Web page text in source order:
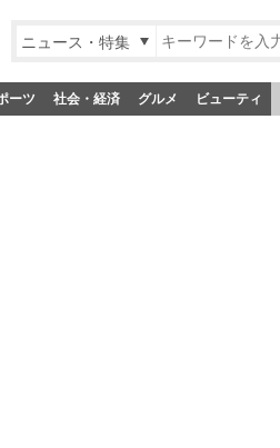
ニュース・特集
ーツ 社会・経済 グルメ ビューティ